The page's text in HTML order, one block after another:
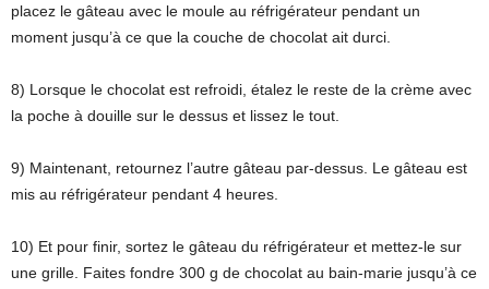
placez le gâteau avec le moule au réfrigérateur pendant un
moment jusqu’à ce que la couche de chocolat ait durci.
8) Lorsque le chocolat est refroidi, étalez le reste de la crème avec
la poche à douille sur le dessus et lissez le tout.
9) Maintenant, retournez l’autre gâteau par-dessus. Le gâteau est
mis au réfrigérateur pendant 4 heures.
10) Et pour finir, sortez le gâteau du réfrigérateur et mettez-le sur
une grille. Faites fondre 300 g de chocolat au bain-marie jusqu’à ce